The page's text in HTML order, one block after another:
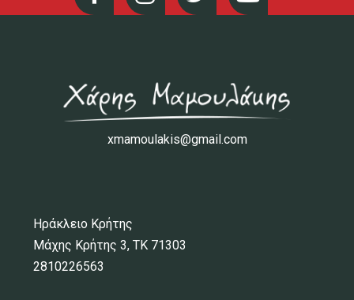
xmamoulakis@gmail.com
Ηράκλειο Κρήτης
Μάχης Κρήτης 3, ΤΚ 71303
2810226563